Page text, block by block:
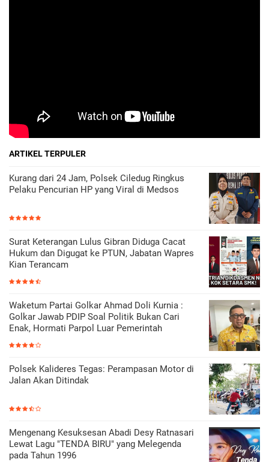
ARTIKEL TERPULER
Kurang dari 24 Jam, Polsek Ciledug Ringkus
Pelaku Pencurian HP yang Viral di Medsos
Surat Keterangan Lulus Gibran Diduga Cacat
Hukum dan Digugat ke PTUN, Jabatan Wapres
Kian Terancam
Waketum Partai Golkar Ahmad Doli Kurnia :
Golkar Jawab PDIP Soal Politik Bukan Cari
Enak, Hormati Parpol Luar Pemerintah
Polsek Kalideres Tegas: Perampasan Motor di
Jalan Akan Ditindak
Mengenang Kesuksesan Abadi Desy Ratnasari
Lewat Lagu "TENDA BIRU" yang Melegenda
pada Tahun 1996